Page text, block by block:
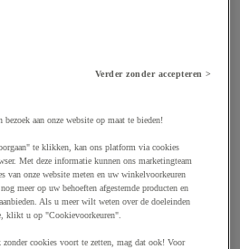
schakelpaneel
en kapelhaspel
Verder zonder accepteren >
aan onze website op maat te bieden!
te klikken, kan ons platform via cookies
Met deze informatie kunnen ons marketingteam
van onze website meten en uw winkelvoorkeuren
meer op uw behoeften afgestemde producten en
Als u meer wilt weten over de doeleinden
klikt u op "Cookievoorkeuren".
cookies voort te zetten, mag dat ook! Voor